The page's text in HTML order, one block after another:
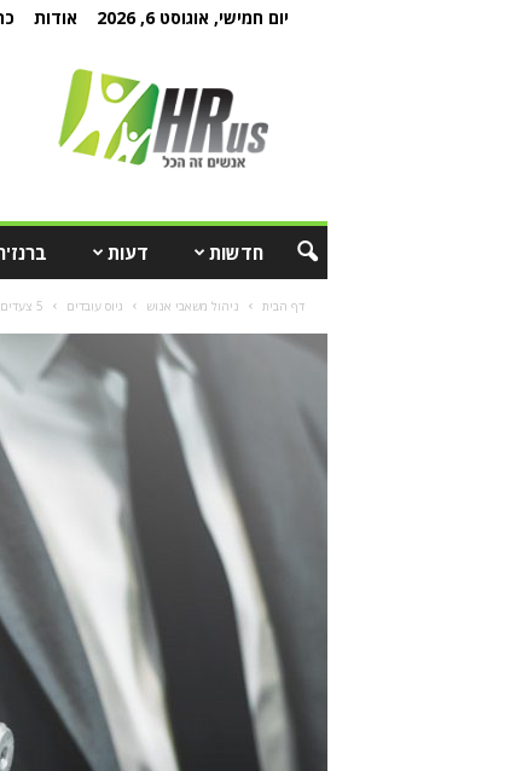
יום חמישי, אוגוסט 6, 2026 אודות
חדשות דעות
דף הבית ניהול משאבי אנוש גיוס עובדים 5 צעדים לבניית מותג מעסיק עוצמתי